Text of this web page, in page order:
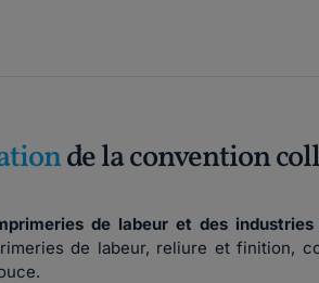
de la convention
de labeur et des industries
de labeur, reliure et finition,